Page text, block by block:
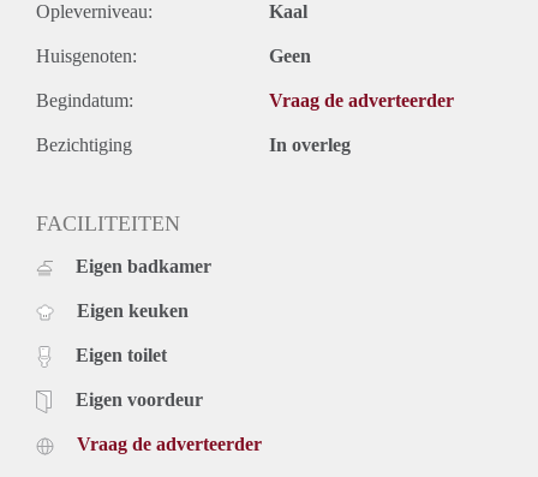
Opleverniveau: Kaal
Huisgenoten: Geen
Begindatum: Vraag de adverteerder
Bezichtiging In overleg
FACILITEITEN
Eigen badkamer
Eigen keuken
Eigen toilet
Eigen voordeur
Vraag de adverteerder